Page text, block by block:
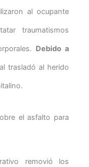
al ocupante
traumatismos
Debido a
trasladó al herido
el asfalto para
removió los